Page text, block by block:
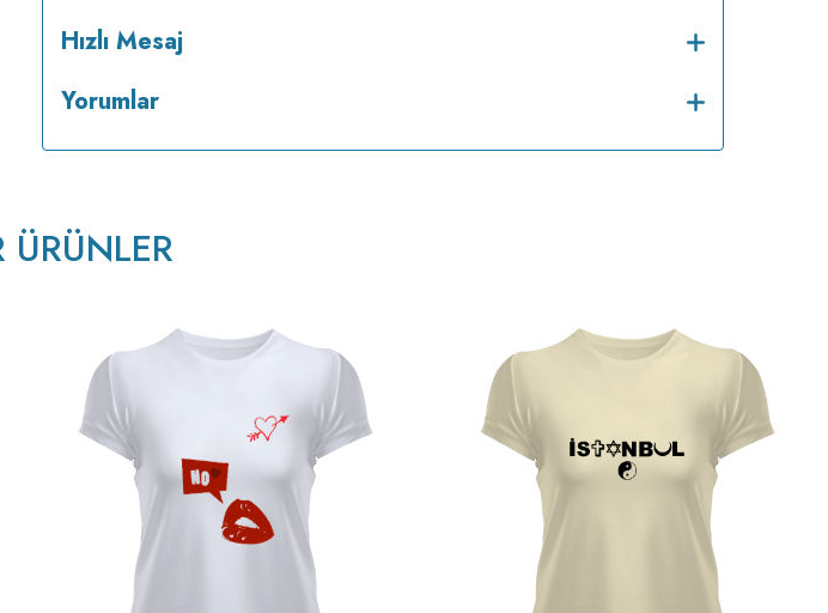
tersten ütülenir.
Hızlı Mesaj
Yorumlar
ÜRÜNLER